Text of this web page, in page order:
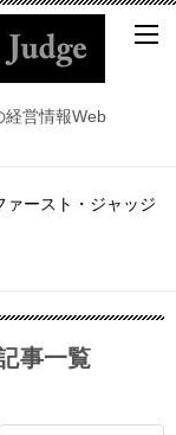
経営情報Web
ァースト・ジャッジ
事一覧